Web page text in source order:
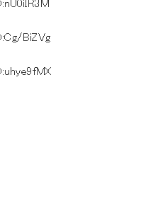
BiZVg